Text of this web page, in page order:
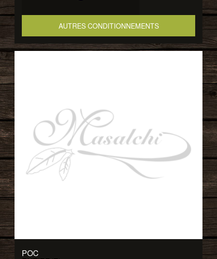
AUTRES CONDITIONNEMENTS
POC